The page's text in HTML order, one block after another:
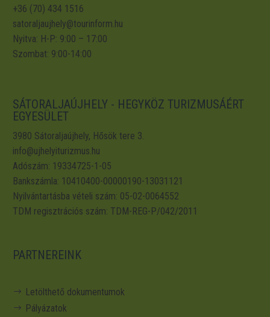
+36 (70) 434 1516
satoraljaujhely@tourinform.hu
Nyitva: H-P: 9:00 – 17:00
Szombat: 9:00-14:00
SÁTORALJAÚJHELY - HEGYKÖZ TURIZMUSÁÉRT
EGYESÜLET
3980 Sátoraljaújhely, Hősök tere 3.
info@ujhelyiturizmus.hu
Adószám: 19334725-1-05
Bankszámla: 10410400-00000190-13031121
Nyilvántartásba vételi szám: 05-02-0064552
TDM regisztrációs szám: TDM-REG-P/042/2011
PARTNEREINK
Letölthető dokumentumok
Pályázatok